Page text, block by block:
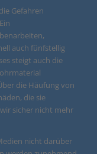
Gefahren
auch fünfstellig
steigt auch die
die Häufung von
die sie
sicher nicht mehr
nicht darüber